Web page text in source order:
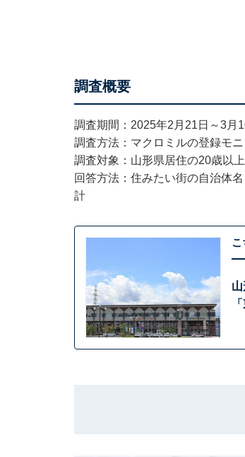
調査概要
調査期間：2025年2月21日～3月
調査方法：マクロミルの登録モ
調査対象：山形県居住の20歳以
回答方法：住みたい街の自治体
計
こ